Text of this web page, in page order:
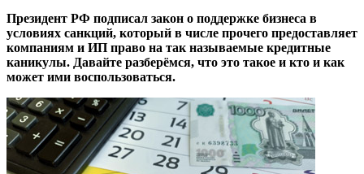
Президент РФ подписал закон о поддержке бизнеса в
условиях санкций, который в числе прочего предоставляет
компаниям и ИП право на так называемые кредитные
каникулы. Давайте разберёмся, что это такое и кто и как
может ими воспользоваться.